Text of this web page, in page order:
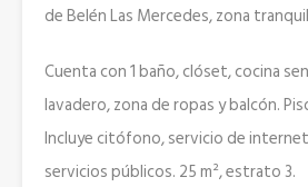
de Belén Las Mercedes, zona
Cuenta con 1 baño, clóset, cocina
lavadero, zona de ropas y balcón.
Incluye citófono, servicio de
servicios públicos. 25 m², estrato 3.